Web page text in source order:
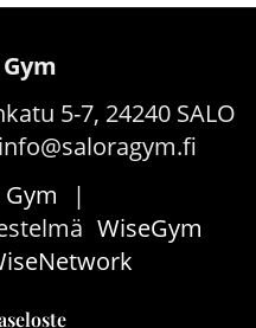
5-7, 24240 SALO
|
WiseGym